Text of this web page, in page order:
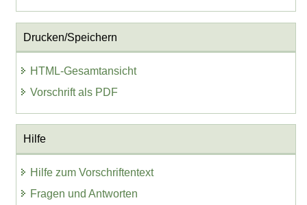
Drucken/Speichern
HTML-Gesamtansicht
Vorschrift als PDF
Hilfe
Hilfe zum Vorschriftentext
Fragen und Antworten